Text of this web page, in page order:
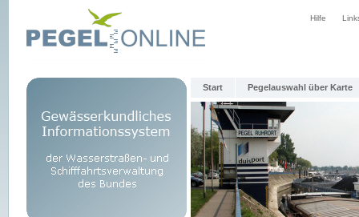
Hilfe
Start Pegelauswahl über Karte